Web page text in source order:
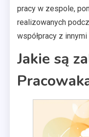
pracy w zespole,
realizowanych
współpracy z
Jakie są